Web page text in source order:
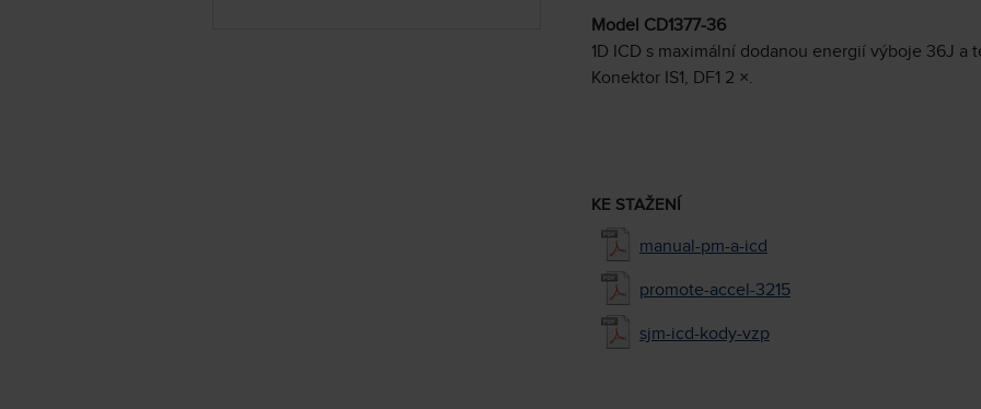
Model CD1377-36
1D ICD s maximální dodanou energií výboje 36J a
Konektor IS1, DF1 2 ×.
KE STAŽENÍ
manual-pm-a-icd
promote-accel-3215
sjm-icd-kody-vzp